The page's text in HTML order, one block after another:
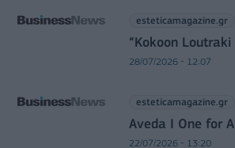
esteticamagazine.gr
“Kokoon Loutraki
28/07/2026 - 12:07
esteticamagazine.gr
Aveda I One for
22/07/2026 - 13:20